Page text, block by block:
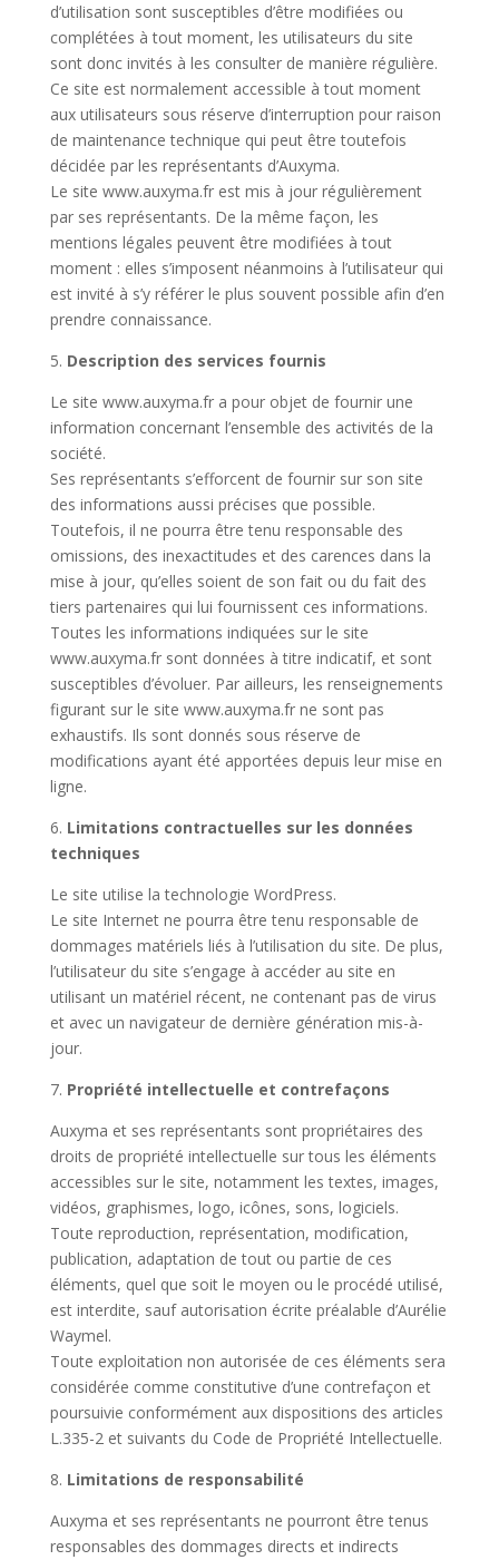
d’utilisation sont susceptibles d’être modifiées ou
complétées à tout moment, les utilisateurs du site
sont donc invités à les consulter de manière régulière.
Ce site est normalement accessible à tout moment
aux utilisateurs sous réserve d’interruption pour raison
de maintenance technique qui peut être toutefois
décidée par les représentants d’Auxyma.
Le site www.auxyma.fr est mis à jour régulièrement
par ses représentants. De la même façon, les
mentions légales peuvent être modifiées à tout
moment : elles s’imposent néanmoins à l’utilisateur qui
est invité à s’y référer le plus souvent possible afin d’en
prendre connaissance.
5. Description des services fournis
Le site www.auxyma.fr a pour objet de fournir une
information concernant l’ensemble des activités de la
société.
Ses représentants s’efforcent de fournir sur son site
des informations aussi précises que possible.
Toutefois, il ne pourra être tenu responsable des
omissions, des inexactitudes et des carences dans la
mise à jour, qu’elles soient de son fait ou du fait des
tiers partenaires qui lui fournissent ces informations.
Toutes les informations indiquées sur le site
www.auxyma.fr sont données à titre indicatif, et sont
susceptibles d’évoluer. Par ailleurs, les renseignements
figurant sur le site www.auxyma.fr ne sont pas
exhaustifs. Ils sont donnés sous réserve de
modifications ayant été apportées depuis leur mise en
ligne.
6. Limitations contractuelles sur les données
techniques
Le site utilise la technologie WordPress.
Le site Internet ne pourra être tenu responsable de
dommages matériels liés à l’utilisation du site. De plus,
l’utilisateur du site s’engage à accéder au site en
utilisant un matériel récent, ne contenant pas de virus
et avec un navigateur de dernière génération mis-à-
jour.
7. Propriété intellectuelle et contrefaçons
Auxyma et ses représentants sont propriétaires des
droits de propriété intellectuelle sur tous les éléments
accessibles sur le site, notamment les textes, images,
vidéos, graphismes, logo, icônes, sons, logiciels.
Toute reproduction, représentation, modification,
publication, adaptation de tout ou partie de ces
éléments, quel que soit le moyen ou le procédé utilisé,
est interdite, sauf autorisation écrite préalable d’Aurélie
Waymel.
Toute exploitation non autorisée de ces éléments sera
considérée comme constitutive d’une contrefaçon et
poursuivie conformément aux dispositions des articles
L.335-2 et suivants du Code de Propriété Intellectuelle.
8. Limitations de responsabilité
Auxyma et ses représentants ne pourront être tenus
responsables des dommages directs et indirects